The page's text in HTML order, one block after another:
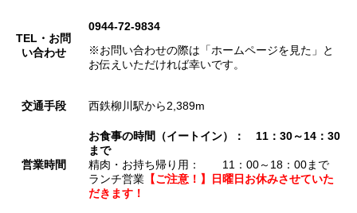
TEL・お問
い合わせ
0944-72-9834
※お問い合わせの際は「ホームページを見た」と
お伝えいただければ幸いです。
交通手段 西鉄柳川駅から2,389m
営業時間
お食事の時間（イートイン）： 11：30～14：30
まで
精肉・お持ち帰り用： 11：00～18：00まで
ランチ営業 【ご注意！】日曜日お休みさせていた
だきます！